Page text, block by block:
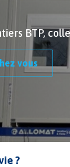
BTP,
vous
?